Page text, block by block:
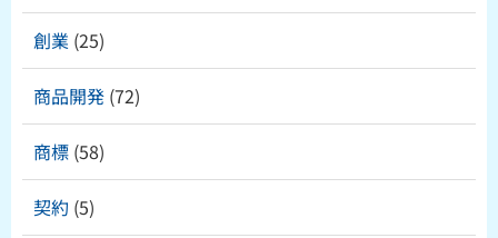
創業 (25)
商品開発 (72)
商標 (58)
契約 (5)